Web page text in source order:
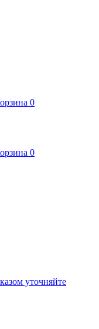
0
0
уточняйте